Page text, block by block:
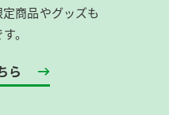
商品やグッズも
。
ら